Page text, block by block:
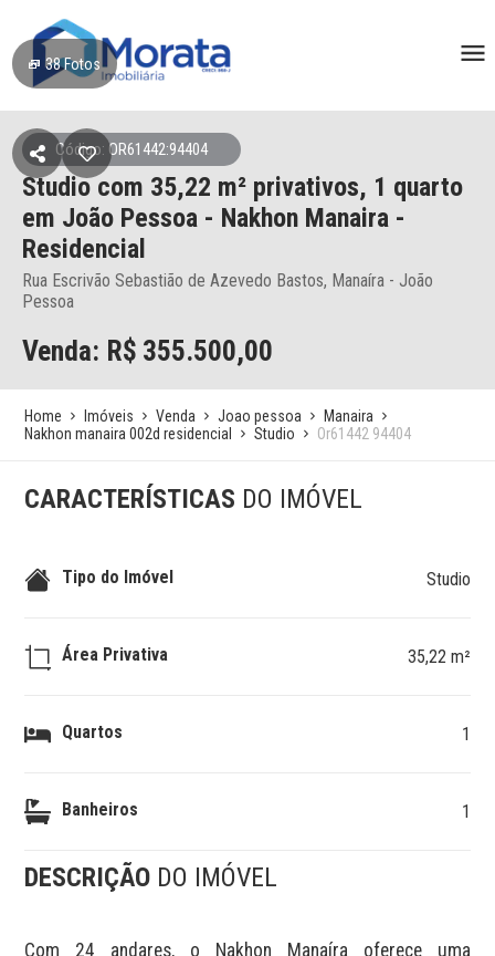
38Fotos
Código: OR61442:94404
Studio com 35,22 m² privativos, 1 quarto
em João Pessoa - Nakhon Manaira -
Residencial
Rua Escrivão Sebastião de Azevedo Bastos, Manaíra - João
Pessoa
Venda: R$ 355.500,00
Home Imóveis Venda Joao pessoa
Manaira
Nakhon manaira 002d residencial
Studio Or61442 94404
CARACTERÍSTICAS DO IMÓVEL
Tipo do Imóvel Studio
Área Privativa 35,22 m²
Quartos 1
Banheiros 1
DESCRIÇÃO DO IMÓVEL
Com 24 andares, o Nakhon Manaíra oferece uma